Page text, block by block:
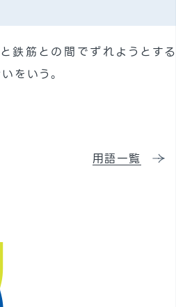
鉄筋との間でずれようとする
をいう。
用語一覧